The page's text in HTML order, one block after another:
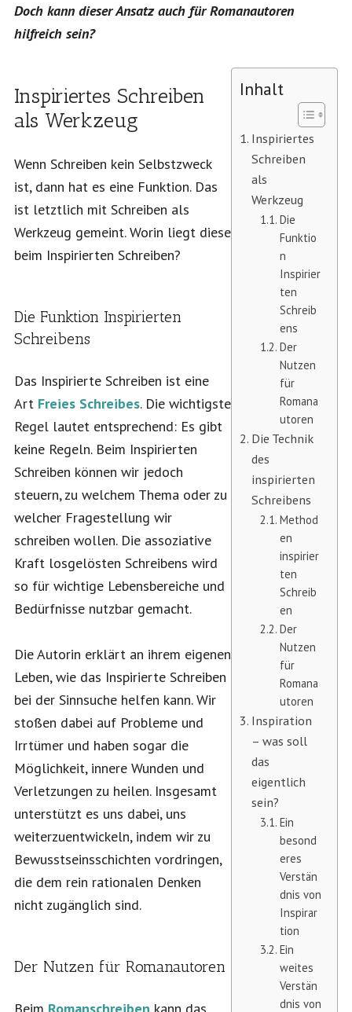
Doch kann dieser Ansatz auch für Romanautoren
hilfreich sein?
Inhalt
Inspiriertes
Schreiben
als
Werkzeug
Die
Funktio
n
Inspirier
ten
Schreib
ens
Der
Nutzen
für
Romana
utoren
Die Technik
des
inspirierten
Schreibens
Method
en
inspirier
ten
Schreib
en
Der
Nutzen
für
Romana
utoren
Inspiration
– was soll
das
eigentlich
sein?
Ein
besond
eres
Verstän
dnis von
Inspirar
tion
Ein
weites
Verstän
dnis von
Inspiriertes Schreiben
als Werkzeug
Wenn Schreiben kein Selbstzweck
ist, dann hat es eine Funktion. Das
ist letztlich mit Schreiben als
Werkzeug gemeint. Worin liegt diese
beim Inspirierten Schreiben?
Die Funktion Inspirierten
Schreibens
Das Inspirierte Schreiben ist eine
Art Freies Schreibes. Die wichtigste
Regel lautet entsprechend: Es gibt
keine Regeln. Beim Inspirierten
Schreiben können wir jedoch
steuern, zu welchem Thema oder zu
welcher Fragestellung wir
schreiben wollen. Die assoziative
Kraft losgelösten Schreibens wird
so für wichtige Lebensbereiche und
Bedürfnisse nutzbar gemacht.
Die Autorin erklärt an ihrem eigenen
Leben, wie das Inspirierte Schreiben
bei der Sinnsuche helfen kann. Wir
stoßen dabei auf Probleme und
Irrtümer und haben sogar die
Möglichkeit, innere Wunden und
Verletzungen zu heilen. Insgesamt
unterstützt es uns dabei, uns
weiterzuentwickeln, indem wir zu
Bewusstseinsschichten vordringen,
die dem rein rationalen Denken
nicht zugänglich sind.
Der Nutzen für Romanautoren
Beim Romanschreiben kann das